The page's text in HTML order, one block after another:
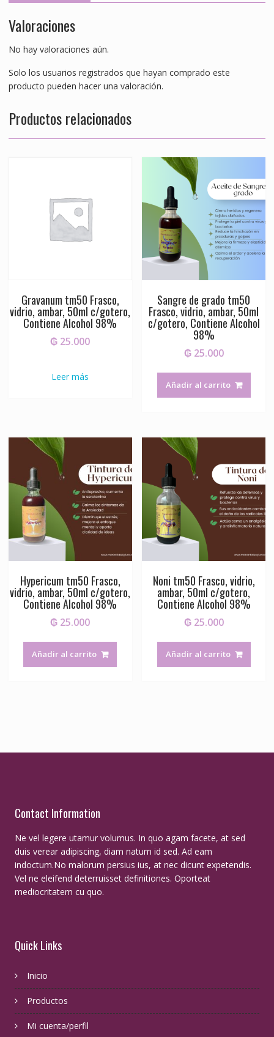
Valoraciones
No hay valoraciones aún.
Solo los usuarios registrados que hayan comprado este
producto pueden hacer una valoración.
Productos relacionados
Gravanum tm50 Frasco,
vidrio, ambar, 50ml c/gotero,
Contiene Alcohol 98%
₲ 25.000
Leer más
Sangre de grado tm50
Frasco, vidrio, ambar, 50ml
c/gotero, Contiene Alcohol
98%
₲25.000
Añadir al carrito
Hypericum tm50 Frasco,
vidrio, ambar, 50ml c/gotero,
Contiene Alcohol 98%
₲ 25.000
Añadir al carrito
Noni tm50 Frasco, vidrio,
ambar, 50ml c/gotero,
Contiene Alcohol 98%
₲25.000
Añadir al carrito
Contact Information
Ne vel legere utamur volumus. In quo agam facete, at sed
duis verear adipiscing, diam natum id sed. Ad eam
indoctum.No malorum persius ius, at nec dicunt expetendis.
Vel ne eleifend deterruisset definitiones. Oporteat
mediocritatem cu quo.
Quick Links
Inicio
Productos
Mi cuenta/perfil